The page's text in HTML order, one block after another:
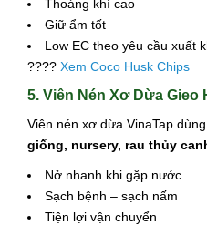
Thoáng khí cao
Giữ ẩm tốt
Low EC theo yêu cầu xuất
???? Xem Coco Husk Chips
5. Viên Nén Xơ Dừa Gieo
Viên nén xơ dừa VinaTap
giống, nursery, rau thủy
Nở nhanh khi gặp nước
Sạch bệnh – sạch nấm
Tiện lợi vận chuyển